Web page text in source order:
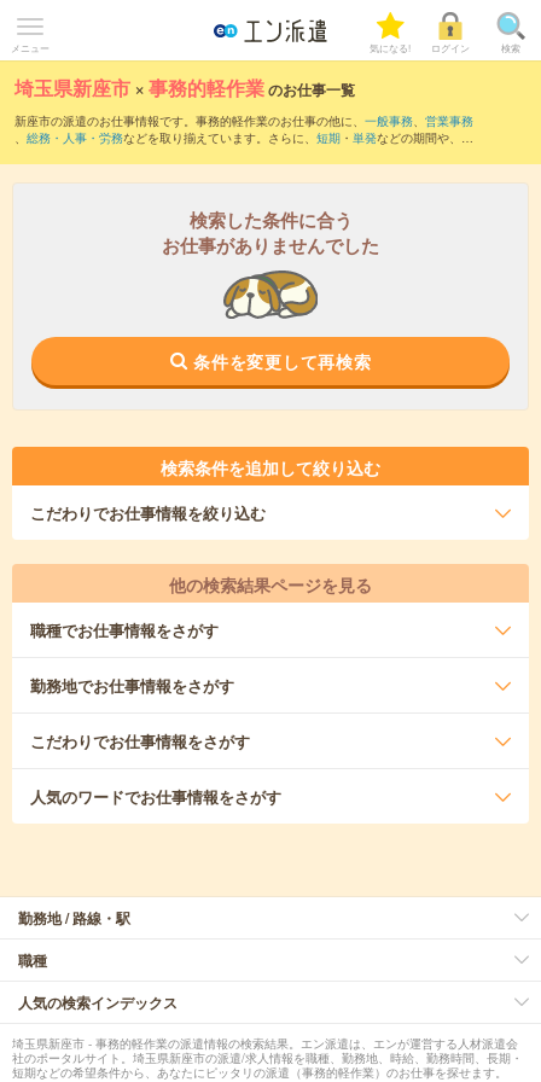
メニュー 気になる! ログイン 検索
埼玉県新座市 ×事務的軽作業のお仕事一覧
新座市の派遣のお仕事情報です。事務的軽作業のお仕事の他に、 一般事務、 営業事務
、 総務・人事・労務などを取り揃えています。さらに、 短期 ・ 単発などの期間や、 職
検索した条件に合う
お仕事がありませんでした
条件を変更して再検索
検索条件を追加して絞り込む
こだわりでお仕事情報を絞り込む
他の検索結果ページを見る
職種でお仕事情報をさがす
勤務地でお仕事情報をさがす
こだわりでお仕事情報をさがす
人気のワードでお仕事情報をさがす
勤務地 / 路線・駅
職種
人気の検索インデックス
埼玉県新座市 - 事務的軽作業の派遣情報の検索結果。エン派遣は、エンが運営する人材派遣会
社のポータルサイト。埼玉県新座市の派遣/求人情報を職種、勤務地、時給、勤務時間、長期・
短期などの希望条件から、あなたにピッタリの派遣（事務的軽作業）のお仕事を探せます。